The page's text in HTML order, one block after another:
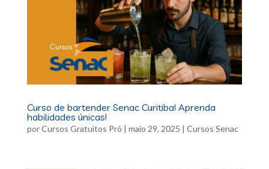
Curso de bartender Senac Curitiba! Aprenda
habilidades únicas!
porCursos Gratuitos Pró | maio 29, 2025 | Cursos Senac